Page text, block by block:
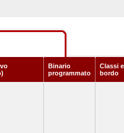
Binario
programmato
Classi
bordo